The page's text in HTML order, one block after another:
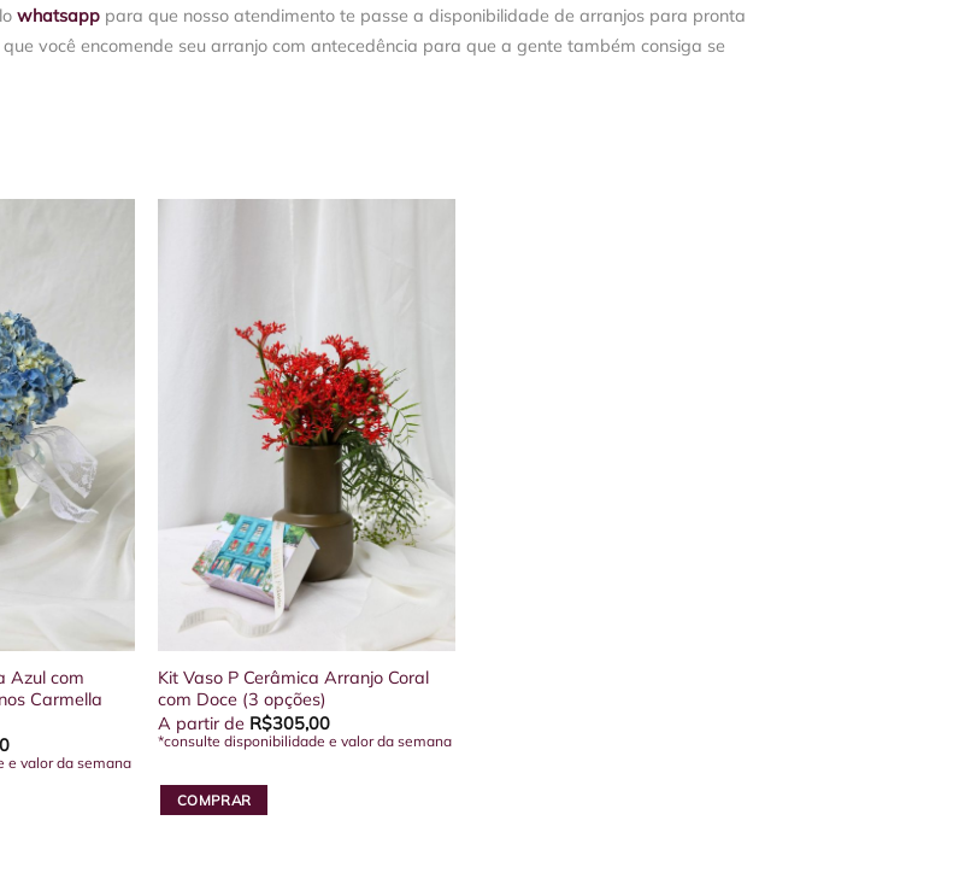
whatsapp para que nosso atendimento te passe a disponibilidade de arranjos para pronta
você encomende seu arranjo com antecedência para que a gente também consiga se
Azul com
Carmella
e valor da semana
Kit Vaso P Cerâmica Arranjo Coral
com Doce (3 opções)
A partir de R$305,00
*consulte disponibilidade e valor da semana
COMPRAR